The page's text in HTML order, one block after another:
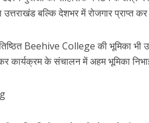
बल्कि देशभर में रोजगार प्राप्त
Beehive College की भूमिका भी
कार्यक्रम के संचालन में अहम भूमिका